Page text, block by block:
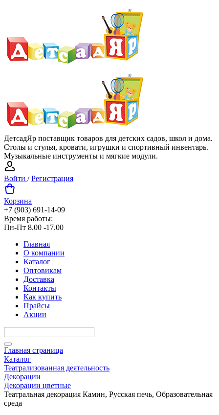
ДетсадЯр поставщик товаров для детских садов, школ и дома.
Столы и стулья, кровати, игрушки и спортивный инвентарь.
Музыкальные инструменты и мягкие модули.
Войти /Регистрация
Корзина
+7 (903) 691-14-09
Время работы:
Пн-Пт 8.00 -17.00
Главная
О компании
Каталог
Оптовикам
Доставка
Контакты
Как купить
Прайсы
Акции
Главная страница
Каталог
Театрализованная деятельность
Декорации
Декорации цветные
Театральная декорация Камин, Русская печь, Образовательная
среда